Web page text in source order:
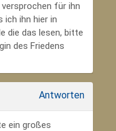
für ihn
ich ihn hier in
die das lesen, bitte
des Friedens
Antworten
ein großes